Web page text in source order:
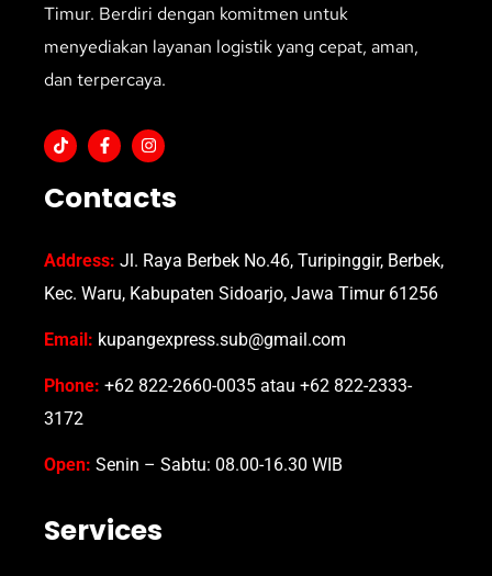
Timur. Berdiri dengan komitmen untuk
menyediakan layanan logistik yang cepat, aman,
dan terpercaya.
Contacts
Address: Jl. Raya Berbek No.46, Turipinggir, Berbek,
Kec. Waru, Kabupaten Sidoarjo, Jawa Timur 61256
Email: kupangexpress.sub@gmail.com
Phone: +62 822-2660-0035 atau +62 822-2333-
3172
Open: Senin – Sabtu: 08.00-16.30 WIB
Services